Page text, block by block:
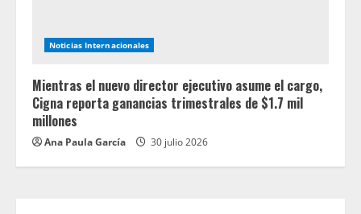
Noticias Internacionales
Mientras el nuevo director ejecutivo asume el cargo,
Cigna reporta ganancias trimestrales de $1.7 mil
millones
Ana Paula García 30 julio 2026